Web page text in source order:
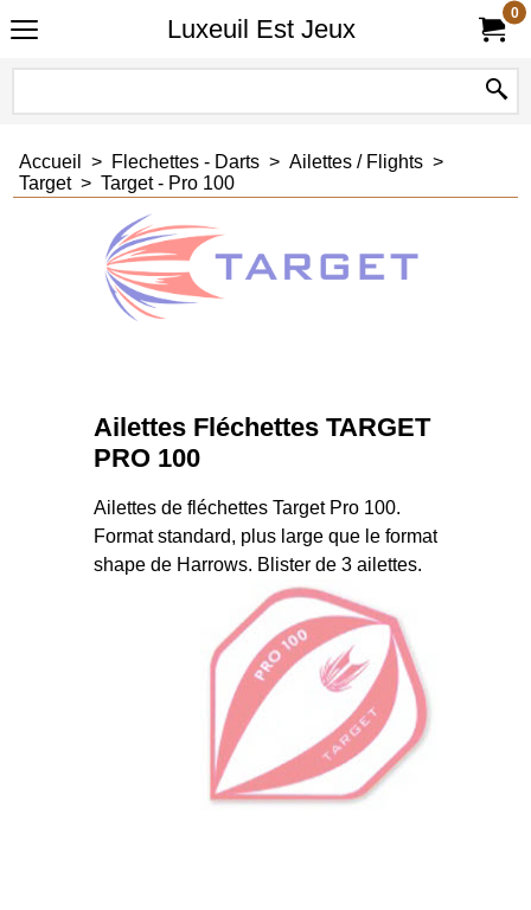
Luxeuil Est Jeux
0
Accueil > Flechettes - Darts > Ailettes / Flights >
Target> Target - Pro 100
Ailettes Fléchettes TARGET
PRO 100
Ailettes de fléchettes Target Pro 100.
Format standard, plus large que le format
shape de Harrows. Blister de 3 ailettes.